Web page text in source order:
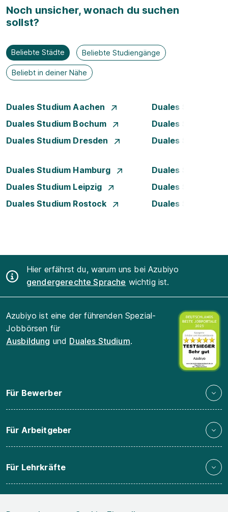
Noch unsicher, wonach du suchen
sollst?
Beliebte Städte Beliebte Studiengänge
Beliebt in deiner Nähe
Duales Studium Aachen
Duales Studium
Duales Studium Bochum
Duales Studium
Duales Studium Dresden
Duales Studium
Duales Studium Hamburg
Duales Studium
Duales Studium Leipzig
Duales Studium
Duales Studium Rostock
Duales Studium
Hier erfährst du, warum uns bei Azubiyo
gendergerechte Sprache wichtig ist.
Azubiyo ist eine der führenden Spezial-
Jobbörsen für
Ausbildung und Duales Studium.
Für Bewerber
Für Arbeitgeber
Für Lehrkräfte